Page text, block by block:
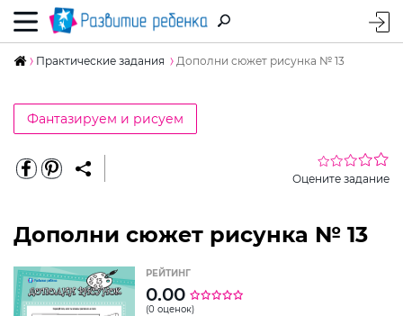
Практические задания Дополни сюжет рисунка № 13
Фантазируем и рисуем
Оцените задание
Дополни сюжет рисунка № 13
РЕЙТИНГ
0.00
(0 оценок)